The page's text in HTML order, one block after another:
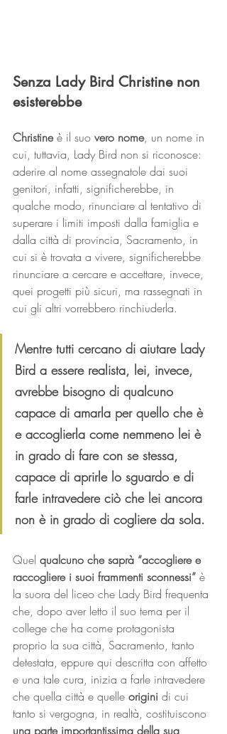
Senza Lady Bird Christine non
esisterebbe
Christine è il suo vero nome, un nome in
cui, tuttavia, Lady Bird non si riconosce:
aderire al nome assegnatole dai suoi
genitori, infatti, significherebbe, in
qualche modo, rinunciare al tentativo di
superare i limiti imposti dalla famiglia e
dalla città di provincia, Sacramento, in
cui si è trovata a vivere, significherebbe
rinunciare a cercare e accettare, invece,
quei progetti più sicuri, ma rassegnati in
cui gli altri vorrebbero rinchiuderla.
Mentre tutti cercano di aiutare Lady
Bird a essere realista, lei, invece,
avrebbe bisogno di qualcuno
capace di amarla per quello che è
e accoglierla come nemmeno lei è
in grado di fare con se stessa,
capace di aprirle lo sguardo e di
farle intravedere ciò che lei ancora
non è in grado di cogliere da sola.
Quel qualcuno che saprà “accogliere e
raccogliere i suoi frammenti sconnessi” è
la suora del liceo che Lady Bird frequenta
che, dopo aver letto il suo tema per il
college che ha come protagonista
proprio la sua città, Sacramento, tanto
detestata, eppure qui descritta con affetto
e una tale cura, inizia a farle intravedere
che quella città e quelle origini di cui
tanto si vergogna, in realtà, costituiscono
una parte importantissima della sua